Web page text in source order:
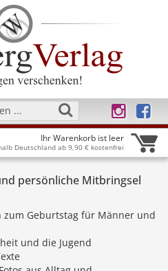
Ihr Warenkorb ist leer
Deutschland ab 9,90 € kostenfrei
persönliche Mitbringsel
zum Geburtstag für Männer und
und die Jugend